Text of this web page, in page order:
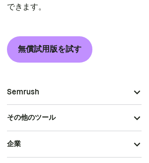
できます。
無償試用版を試す
Semrush
その他のツール
企業